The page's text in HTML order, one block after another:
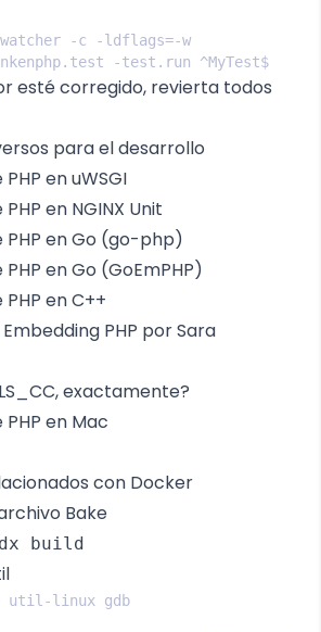
esté corregido, revierta todos
para el desarrollo
en uWSGI
en NGINX Unit
en Go (go-php)
en Go (GoEmPHP)
en C++
PHP por Sara
exactamente?
en Mac
con Docker
Bake
build